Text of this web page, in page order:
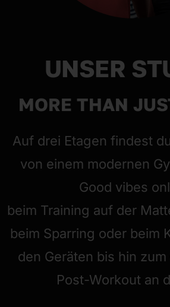
UNSER
MORE THAN
Auf drei Etagen findest
von einem modernen
Good vibes
beim Training auf der
beim Sparring oder beim
den Geräten bis hin
Post-Workout an